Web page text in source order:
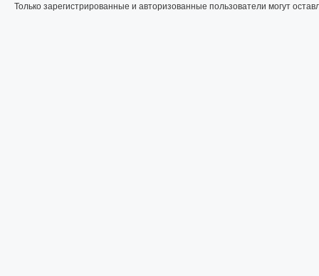
Только зарегистрированные и авторизованные пользователи могут